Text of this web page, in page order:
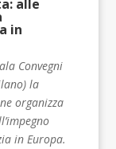
alle
in
Convegni
la
organizza
in Europa.